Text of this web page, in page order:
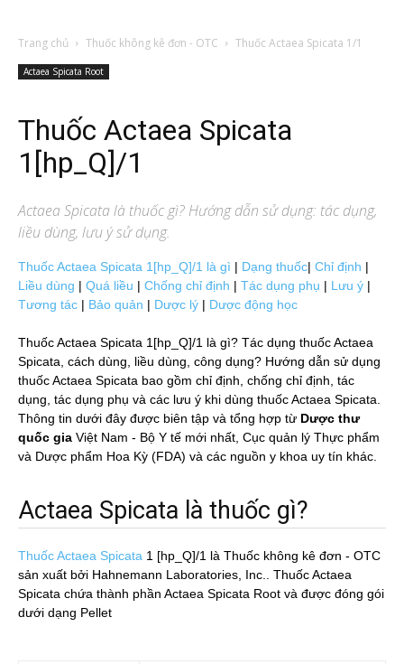
Trang chủ Thuốc không kê đơn - OTC Thuốc Actaea Spicata 1/1
Actaea Spicata Root
Thuốc Actaea Spicata
1[hp_Q]/1
Actaea Spicatalà thuốc gì? Hướng dẫn sử dụng: tác dụng,
liều dùng, lưu ý sử dụng.
Thuốc Actaea Spicata 1[hp_Q]/1 là gì | Dạng thuốc| Chỉ định |
Liều dùng | Quá liều | Chống chỉ định | Tác dụng phụ | Lưu ý |
Tương tác | Bảo quản | Dược lý | Dược động học
Thuốc Actaea Spicata 1[hp_Q]/1 là gì? Tác dụng thuốc Actaea
Spicata, cách dùng, liều dùng, công dụng? Hướng dẫn sử dụng
thuốc Actaea Spicata bao gồm chỉ định, chống chỉ định, tác
dụng, tác dụng phụ và các lưu ý khi dùng thuốc Actaea Spicata.
Thông tin dưới đây được biên tập và tổng hợp từ Dược thư
quốc gia Việt Nam - Bộ Y tế mới nhất, Cục quản lý Thực phẩm
và Dược phẩm Hoa Kỳ (FDA) và các nguồn y khoa uy tín khác.
Actaea Spicata là thuốc gì?
Thuốc Actaea Spicata 1 [hp_Q]/1 là Thuốc không kê đơn - OTC
sản xuất bởi Hahnemann Laboratories, Inc.. Thuốc Actaea
Spicata chứa thành phần Actaea Spicata Root và được đóng gói
dưới dạng Pellet